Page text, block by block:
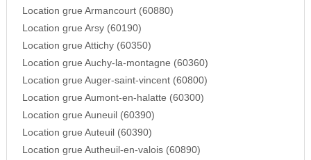
Location grue Armancourt (60880)
Location grue Arsy (60190)
Location grue Attichy (60350)
Location grue Auchy-la-montagne (60360)
Location grue Auger-saint-vincent (60800)
Location grue Aumont-en-halatte (60300)
Location grue Auneuil (60390)
Location grue Auteuil (60390)
Location grue Autheuil-en-valois (60890)